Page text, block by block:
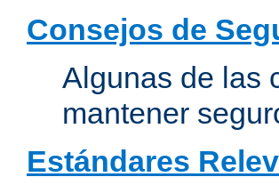
Consejos de
Algunas de las
mantener
Estándares